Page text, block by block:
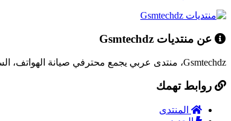
عن منتديات Gsmtechdz
Gsmtechdz، منتدى عربي يجمع محترفي صيانة الهواتف، السوفتوير، حلول المشاكل التقنية، وكل ما يخص عالم التقنية.
روابط تهمك
المنتدى